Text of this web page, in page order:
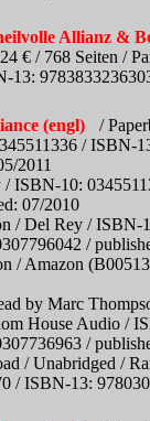
Allianz &
€ / 768 Seiten /
13:
(engl)
/
/ ISBN-
2011
/ ISBN-10:
07/2010
/ Del Rey / ISBN-
/
/ Amazon
by Marc
House Audio /
/
/ Unabridged /
/ ISBN-13: